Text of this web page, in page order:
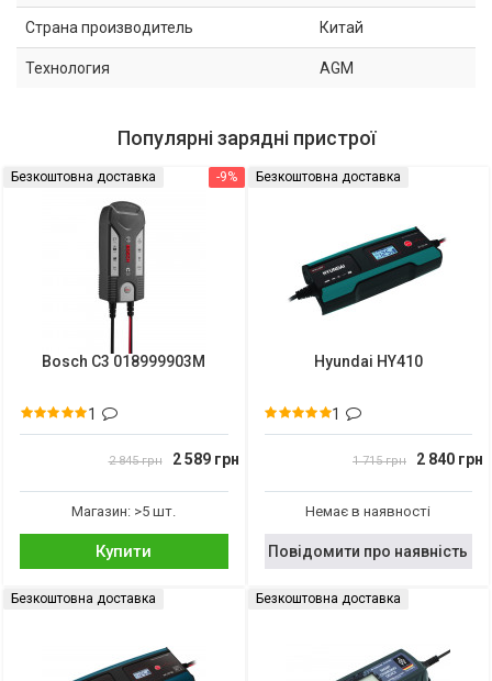
Страна производитель Китай
Технология AGM
Популярні зарядні пристрої
-9%
Безкоштовна доставка
Bosch C3 018999903M
1
2 845 грн 2 589 грн
Магазин: >5 шт.
Купити
Безкоштовна доставка
Hyundai HY410
1
1 715 грн 2 840 грн
Немає в наявності
Повідомити про наявність
Безкоштовна доставка Безкоштовна доставка